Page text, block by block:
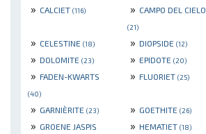
» CALCIET (116) » CAMPO DEL CIELO
(21)
» CELESTINE (18) » DIOPSIDE (12)
» DOLOMITE (23) » EPIDOTE (20)
» FADEN-KWARTS
(40)
» FLUORIET (25)
» GARNIÈRITE (23) » GOETHITE (26)
» GROENE JASPIS » HEMATIET (18)